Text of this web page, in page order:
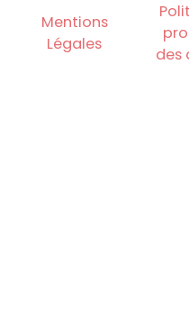
Mentions
Légales
des